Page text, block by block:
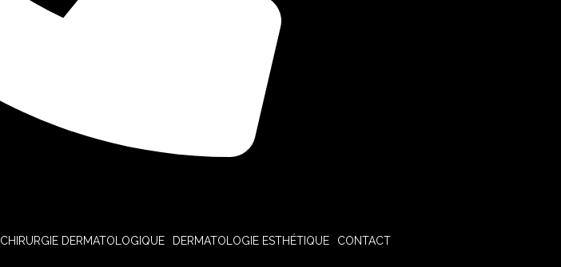
CHIRURGIE DERMATOLOGIQUE DERMATOLOGIE ESTHÉTIQUE CONTACT